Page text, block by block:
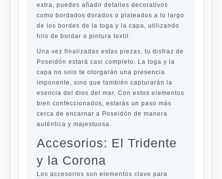
extra, puedes añadir detalles decorativos
como bordados dorados o plateados a lo largo
de los bordes de la toga y la capa, utilizando
hilo de bordar o pintura textil.
Una vez finalizadas estas piezas, tu disfraz de
Poseidón estará casi completo. La toga y la
capa no solo te otorgarán una presencia
imponente, sino que también capturarán la
esencia del dios del mar. Con estos elementos
bien confeccionados, estarás un paso más
cerca de encarnar a Poseidón de manera
auténtica y majestuosa.
Accesorios: El Tridente
y la Corona
Los accesorios son elementos clave para